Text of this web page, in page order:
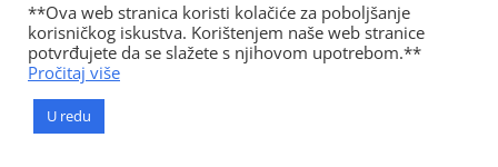
**Ova web stranica koristi kolačiće za poboljšanje
korisničkog iskustva. Korištenjem naše web stranice
potvrđujete da se slažete s njihovom upotrebom.**
Pročitaj više
U redu